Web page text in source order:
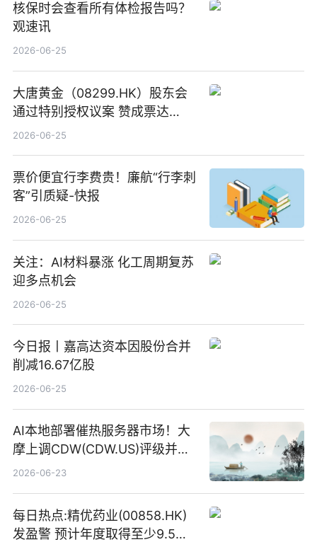
核保时会查看所有体检报告吗？
观速讯
2026-06-25
大唐黄金（08299.HK）股东会
通过特别授权议案 赞成票达
100%_新动态
2026-06-25
票价便宜行李费贵！廉航“行李刺
客”引质疑-快报
2026-06-25
关注：AI材料暴涨 化工周期复苏
迎多点机会
2026-06-25
今日报丨嘉高达资本因股份合并
削减16.67亿股
2026-06-25
AI本地部署催热服务器市场！大
摩上调CDW(CDW.US)评级并看
高IBM(IBM.US)戴尔(DELL.US)
2026-06-23
每日热点:精优药业(00858.HK)
发盈警 预计年度取得至少9.5亿